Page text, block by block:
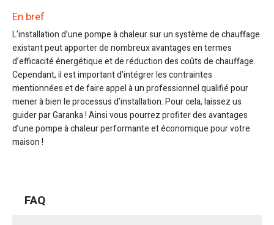
En bref
L’installation d’une pompe à chaleur sur un système de chauffage
existant peut apporter de nombreux avantages en termes
d’efficacité énergétique et de réduction des coûts de chauffage.
Cependant, il est important d’intégrer les contraintes
mentionnées et de faire appel à un professionnel qualifié pour
mener à bien le processus d’installation. Pour cela, laissez us
guider par Garanka ! Ainsi vous pourrez profiter des avantages
d’une pompe à chaleur performante et économique pour votre
maison !
FAQ